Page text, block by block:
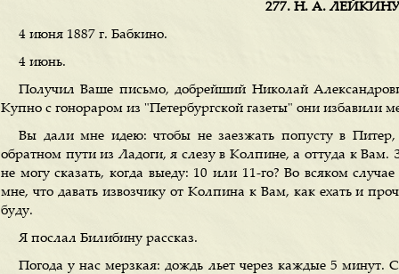
277. Н. А. ЛЕЙКИНУ
4 июня 1887 г. Бабкино.
4 июнь.
Получил Ваше письмо, добрейший Николай
Купно с гонораром из "Петербургской газеты" они избавили
Вы дали мне идею: чтобы не заезжать попусту в Питер,
обратном пути из Ладоги, я слезу в Колпине, а оттуда к Вам.
не могу сказать, когда выеду: 10 или 11-го? Во всяком
мне, что давать извозчику от Колпина к Вам, как ехать и
буду.
Я послал Билибину рассказ.
Погода у нас мерзкая: дождь льет через каждые 5 минут.